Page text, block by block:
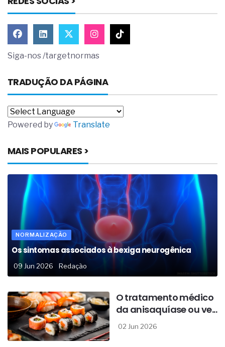
Siga-nos /targetnormas
TRADUÇÃO DA PÁGINA
Powered by Translate
MAIS POPULARES >
NORMALIZAÇÃO
Os sintomas associados à bexiga neurogênica
09 Jun 2026 Redação
O tratamento médico
da anisaquíase ou ve...
02 Jun 2026